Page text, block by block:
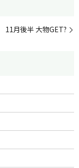
11月後半 大物GET?